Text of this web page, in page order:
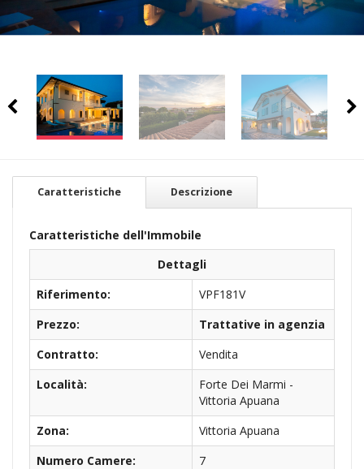
Caratteristiche Descrizione
Caratteristiche dell'Immobile
Dettagli
Riferimento:
VPF181V
Prezzo:
Trattative in agenzia
Contratto:
Vendita
Località:
Forte Dei Marmi -
Vittoria Apuana
Zona:
Vittoria Apuana
Numero Camere:
7